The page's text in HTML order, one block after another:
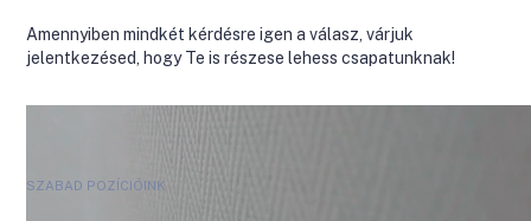
Amennyiben mindkét kérdésre igen a válasz, várjuk
jelentkezésed, hogy Te is részese lehess csapatunknak!
SZABAD POZÍCIÓINK